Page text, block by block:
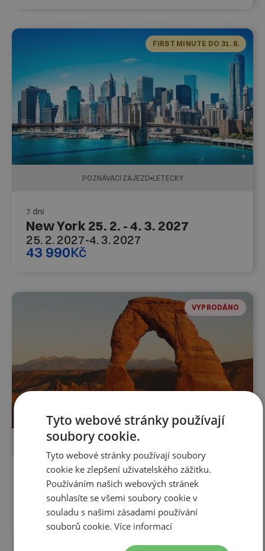
FIRST MINUTE DO 31. 8.
POZNÁVACÍ ZÁJEZD LETECKY
7 dní
New York 25. 2. - 4. 3. 2027
25. 2. 2027-4. 3. 2027
43 990Kč
VYPRODÁNO
POZNÁVACÍ ZÁJEZD
15 dní
USA jihozápad 9. 9. - 24. 9. 2026
9. 9. 2026-24. 9. 2026
85 990Kč
Tyto webové stránky používají
soubory cookie.
Tyto webové stránky používají soubory
cookie ke zlepšení uživatelského zážitku.
Používáním našich webových stránek
souhlasíte se všemi soubory cookie v
souladu s našimi zásadami používání
souborů cookie.Více informací